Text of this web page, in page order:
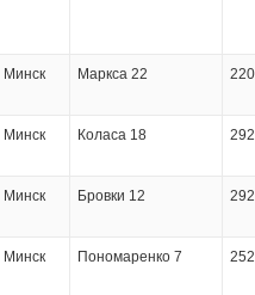
Минск Маркса 22
Минск Коласа 18
Минск Бровки 12
Минск Пономаренко 7